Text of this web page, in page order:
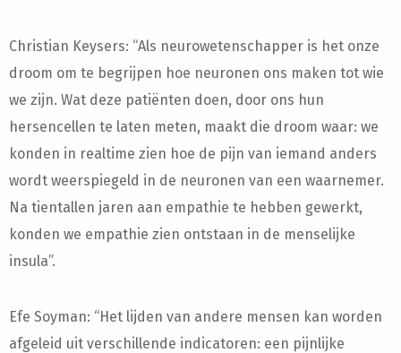
Christian Keysers: “Als neurowetenschapper is het onze
droom om te begrijpen hoe neuronen ons maken tot wie
we zijn. Wat deze patiënten doen, door ons hun
hersencellen te laten meten, maakt die droom waar: we
konden in realtime zien hoe de pijn van iemand anders
wordt weerspiegeld in de neuronen van een waarnemer.
Na tientallen jaren aan empathie te hebben gewerkt,
konden we empathie zien ontstaan in de menselijke
insula”.
Efe Soyman: “Het lijden van andere mensen kan worden
afgeleid uit verschillende indicatoren: een pijnlijke